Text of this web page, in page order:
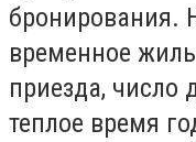
бронирования.
временное
приезда, число
теплое время